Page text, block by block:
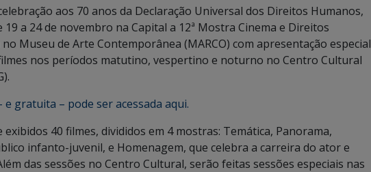
aos 70 anos da Declaração Universal dos Direitos Humanos,
a 24 de novembro na Capital a 12ª Mostra Cinema e Direitos
Museu de Arte Contemporânea (MARCO) com apresentação especial
filmes nos períodos matutino, vespertino e noturno no Centro Cultural
gratuita – pode ser acessada aqui.
40 filmes, divididos em 4 mostras: Temática, Panorama,
infanto-juvenil, e Homenagem, que celebra a carreira do ator e
das sessões no Centro Cultural, serão feitas sessões especiais nas